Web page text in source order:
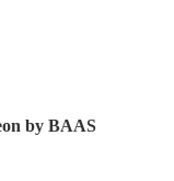
by BAAS